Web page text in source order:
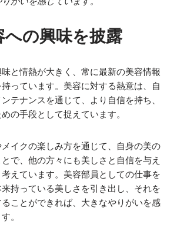
への興味を披露
と情熱が大きく、常に最新の美容情報
っています。美容に対する熱意は、自
テナンスを通じて、より自信を持ち、
の手段として捉えています。
イクの楽しみ方を通じて、自身の美の
で、他の方々にも美しさと自信を与え
えています。美容部員としての仕事を
持っている美しさを引き出し、それを
ことができれば、大きなやりがいを感
。